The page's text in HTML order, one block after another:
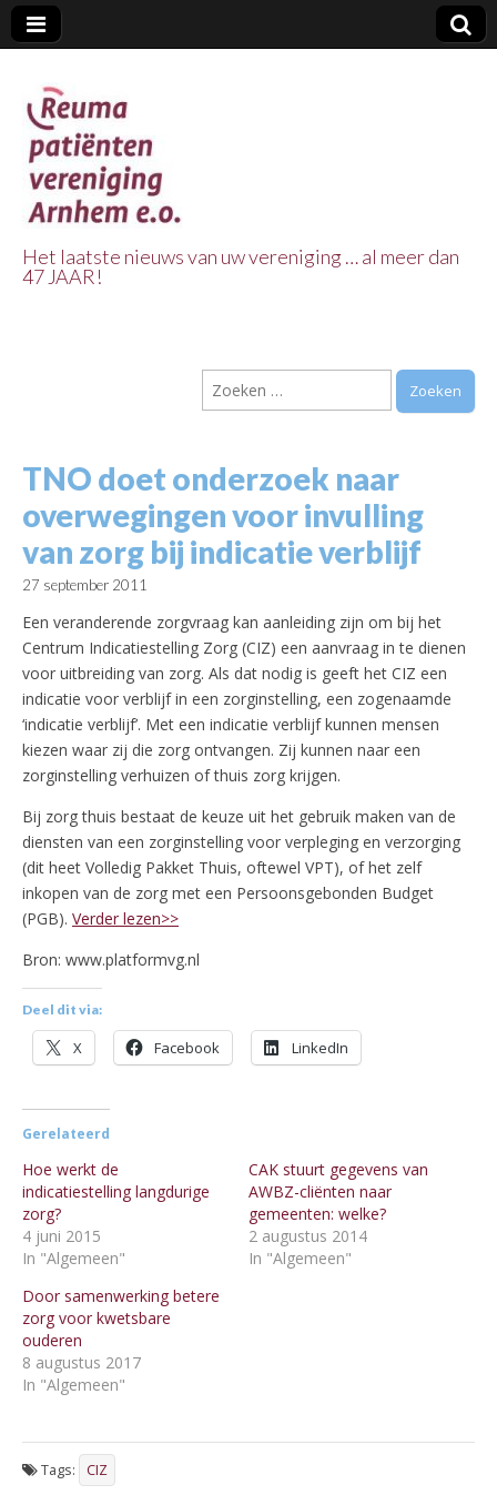
Vereniging
Arnhem e.o.
Het laatste nieuws van uw vereniging … al meer dan
47 JAAR!
Zoeken
naar:
TNO doet onderzoek naar
overwegingen voor invulling
van zorg bij indicatie verblijf
27 september 2011
Een veranderende zorgvraag kan aanleiding zijn om bij het
Centrum Indicatiestelling Zorg (CIZ) een aanvraag in te dienen
voor uitbreiding van zorg. Als dat nodig is geeft het CIZ een
indicatie voor verblijf in een zorginstelling, een zogenaamde
‘indicatie verblijf’. Met een indicatie verblijf kunnen mensen
kiezen waar zij die zorg ontvangen. Zij kunnen naar een
zorginstelling verhuizen of thuis zorg krijgen.
Bij zorg thuis bestaat de keuze uit het gebruik maken van de
diensten van een zorginstelling voor verpleging en verzorging
(dit heet Volledig Pakket Thuis, oftewel VPT), of het zelf
inkopen van de zorg met een Persoonsgebonden Budget
(PGB). Verder lezen>>
Bron: www.platformvg.nl
Deel dit via:
X Facebook LinkedIn
Gerelateerd
Hoe werkt de
indicatiestelling langdurige
zorg?
4 juni 2015
In "Algemeen"
CAK stuurt gegevens van
AWBZ-cliënten naar
gemeenten: welke?
2 augustus 2014
In "Algemeen"
Door samenwerking betere
zorg voor kwetsbare
ouderen
8 augustus 2017
In "Algemeen"
Tags: CIZ